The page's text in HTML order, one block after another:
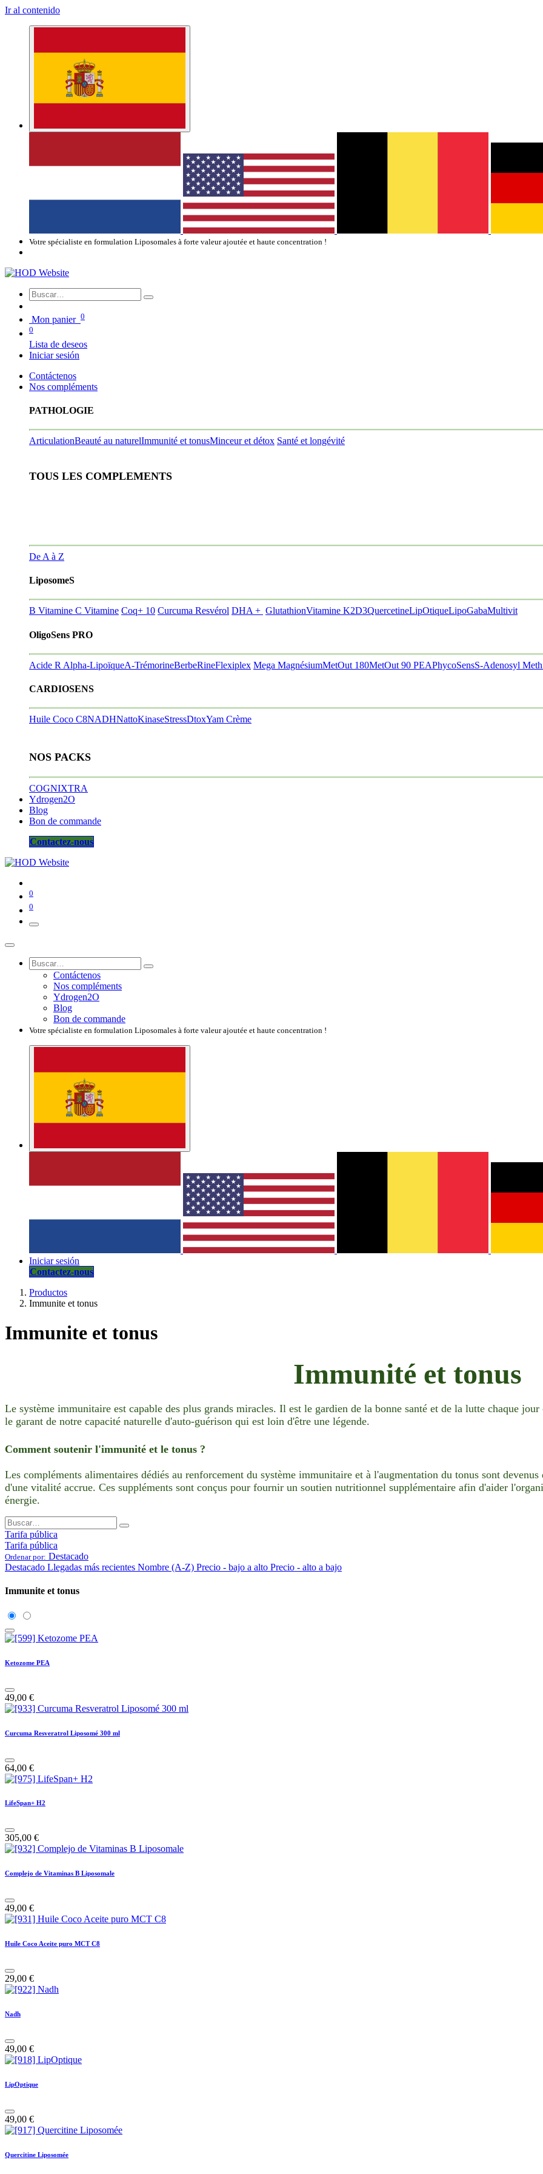
Ir al contenido
Votre spécialiste en formulation Liposomales à forte valeur ajoutée et haute concentration !
Mon panier 0
0
Lista de deseos
Iniciar sesión
Contáctenos
Nos compléments
PATHOLOGIE
ArticulationBeauté au naturelImmunité et tonusMinceur et détox Santé et longévité
TOUS LES COMPLEMENTS
De A à Z
LiposomeS
B Vitamine C Vitamine Coq+ 10 Curcuma Resvérol DHA + GlutathionVitamine K2D3QuercetineLipOtiqueLipoGabaMultivit
OligoSens PRO
Acide R Alpha-LipoïqueA-TrémorineBerbeRineFlexiplex Mega MagnésiumMetOut 180MetOut 90 PEAPhycoSensS-Adenosyl
CARDIOSENS
Huile Coco C8NADHNattoKinaseStressDtoxYam Crème
NOS PACKS
COGNIXTRA
Ydrogen2O
Blog
Bon de commande
Contactez-nous
0
0
Contáctenos
Nos compléments
Ydrogen2O
Blog
Bon de commande
Votre spécialiste en formulation Liposomales à forte valeur ajoutée et haute concentration !
Iniciar sesión
Contactez-nous
Productos
Immunite et tonus
Immunite et tonus
Immunité et tonus
Le système immunitaire est capable des plus grands miracles. Il est le gardien de la bonne santé et de la lutte chaque
le garant de notre capacité naturelle d'auto-guérison qui est loin d'être une légende.
Comment soutenir l'immunité et le tonus ?
Les compléments alimentaires dédiés au renforcement du système immunitaire et à l'augmentation du tonus sont
d'une vitalité accrue. Ces suppléments sont conçus pour fournir un soutien nutritionnel supplémentaire afin d'aider
énergie.
Tarifa pública
Tarifa pública
Ordenar por: Destacado
Destacado Llegadas más recientes Nombre (A-Z) Precio - bajo a alto Precio - alto a bajo
Immunite et tonus
Ketozome PEA
49,00 €
Curcuma Resveratrol Liposomé 300 ml
64,00 €
LifeSpan+ H2
305,00 €
Complejo de Vitaminas B Liposomale
49,00 €
Huile Coco Aceite puro MCT C8
29,00 €
Nadh
49,00 €
LipOptique
49,00 €
Quercitine Liposomée